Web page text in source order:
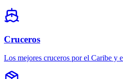
Cruceros
Los mejores cruceros por el Caribe y